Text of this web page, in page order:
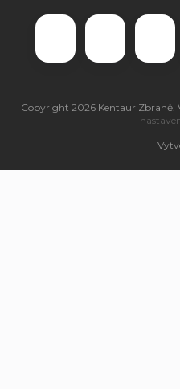
Copyright 2026 Kentaur Zbraně